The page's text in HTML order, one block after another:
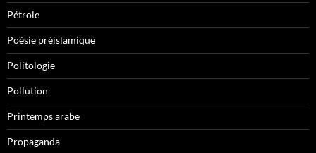
Pétrole
Poésie préislamique
Politologie
Pollution
Printemps arabe
Propaganda